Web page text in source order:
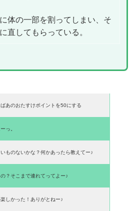
体の一部を割ってしまい、そ
直してもらっている。
あのおたすけポイントを50にする
っ。
ものないかな？何かあったら教えてー♪
？そこまで連れてってよー♪
しかった！ありがとねー♪